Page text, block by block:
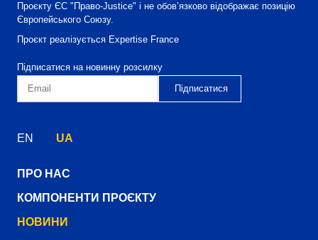
Проєкту ЄС "Право-Justice" і не обов’язково відображає позицію
Європейського Союзу.
Проєкт реалізується Expertise France
Підписатися на новинну розсилку
EN UA
ПРО НАС
КОМПОНЕНТИ ПРОЄКТУ
НОВИНИ